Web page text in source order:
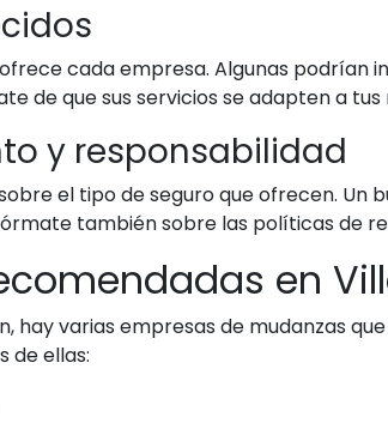
cada empresa. Algunas podrían
de que sus servicios se adapten a
y responsabilidad
el tipo de seguro que ofrecen.
también sobre las políticas de
en
hay varias empresas de mudanzas
de ellas: